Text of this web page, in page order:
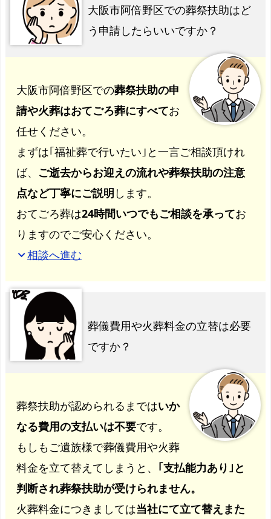
大阪市阿倍野区での葬祭扶助はど
う申請したらいいですか？
大阪市阿倍野区での葬祭扶助の申
請や火葬はおてごろ葬にすべてお
任せください。
まずは｢福祉葬で行いたい｣と一言ご相談頂けれ
ば、 ご逝去からお迎えの流れや葬祭扶助の注意
点など丁寧にご説明 します。
おてごろ葬は24時間いつでもご相談を承ってお
りますのでご安心ください。
expand_more相談へ進む
葬儀費用や火葬料金の立替は必要
ですか？
葬祭扶助が認められるまではいか
なる費用の支払いは不要です。
もしもご遺族様で葬儀費用や火葬
料金を立て替えてしまうと、 ｢支払能力あり｣と
判断され葬祭扶助が受けられません。
火葬料金につきましては当社にて立て替えまた